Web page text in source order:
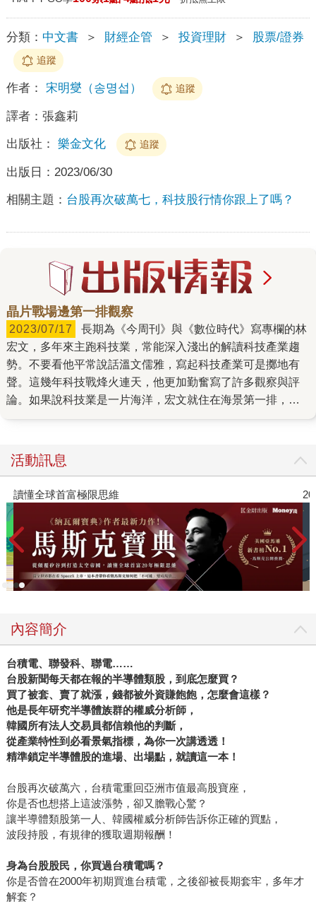
分類： 中文書 ＞ 財經企管 ＞ 投資理財 ＞ 股票/證券
追蹤
作者： 宋明燮（송명섭） 追蹤
譯者： 張鑫莉
出版社： 樂金文化 追蹤
出版日： 2023/06/30
相關主題： 台股再次破萬七，科技股行情你跟上了嗎？
晶片戰場邊第一排觀察
2023/07/17
宏文，多年來主跑科技業，常能深入淺出的解讀科技產業趨
勢。不要看他平常說話溫文儒雅，寫起科技產業可是擲地有
聲。這幾年科技戰烽火連天，他更加勤奮寫了許多觀察與評
論。如果說科技業是一片海洋，宏文就住在海景第一排，且
的外文書後，很想聽聽台灣產業的觀點。於是我跟宏文說，
台積電在台灣，世界半導體重鎮在台灣，晶片戰焦點也在台
灣，台灣人此刻關心未來的發展，世界也想搞懂為什麼台積
電這麼強，為什麼半導體在台灣這麼成功，當然更重要的
是：這場牽動全球高科技產業的晶片戰爭，最後會鹿死誰
手？ 於是我問宏文，要不要把這些年近距離的觀察，以及從
台灣產業出發的觀點較完整的整理出來。他說正好，日本好
友野島剛告訴他，日本人現在很關注台積電，很想知道來自
台灣的半導體巨人，為什麼會如此成功，建議他為日本讀者
調整方向後，展開了這部中、日版同步進行的寫作計畫。半
年多來，宏文開始整理採訪筆記，擬大綱，構思與採訪，最
後完成了這本《晶片島上的光芒》。 交大念理工出身的宏
文，寫科技業有種「淺白感」。複雜的半導體工序，你死我
活的技術競逐，在他筆下一一化作發人深省的小故事。 多數
財經書籍的閱讀者，對高科技與半導體，不會太陌生，但肯
定不敢說全懂，宏文這本書並沒有像百科全書那樣涵蓋一
切，也沒有鉅細靡遺的講述整部半導體發展歷史，但是卻很
91app的何英祈說他也有同感。他當然知道台積電強，卻是看
了書稿（宏文邀他寫序），才發現哇，原來這麼強！愛卡拉
執行長程世嘉也說，「以客為尊」一直是他創業以來所秉持
的企業核心價值，讀了這本書才知道，原來早在多年前張忠
謀創辦台積電時，也同樣重視「以客為尊」。 這就是為什麼
第一次拿到稿子，我幾乎一口氣讀完。喔，原來晶片是這樣
訂價的，原來智財權是這樣管理的，原來台積電董事會是這
活動訊息
富極限思維 2026年8月金
內容簡介
台積電、聯發科、聯電……
台股新聞每天都在報的半導體類股，到底怎麼買？
買了被套、賣了就漲，錢都被外資賺飽飽，怎麼會這樣？
他是長年研究半導體族群的權威分析師，
韓國所有法人交易員都信賴他的判斷，
從產業特性到必看景氣指標，為你一次講透透！
精準鎖定半導體股的進場、出場點，就讀這一本！
台股再次破萬六，台積電重回亞洲市值最高股寶座，
你是否也想搭上這波漲勢，卻又膽戰心驚？
讓半導體類股第一人、韓國權威分析師告訴你正確的買點，
波段持股，有規律的獲取週期報酬！
身為台股股民，你買過台積電嗎？
你是否曾在2000年初期買進台積電，之後卻被長期套牢，多年才
解套？